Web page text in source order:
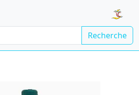
Recherche